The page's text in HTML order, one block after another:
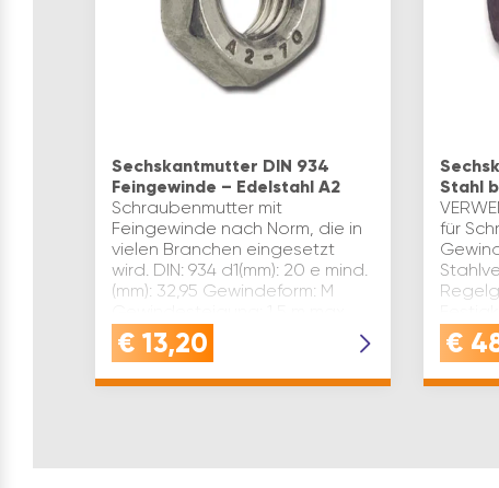
Sechskantmutter DIN 934
Feingewinde – Edelstahl A2
Schraubenmutter mit
Feingewinde nach Norm, die in
vielen Branchen eingesetzt
wird. DIN: 934 d1(mm): 20 e mind.
(mm): 32,95 Gewindeform: M
(mm): 16 Material: Edelstahl
Ober…
€ 13,20
Stahl
für
€